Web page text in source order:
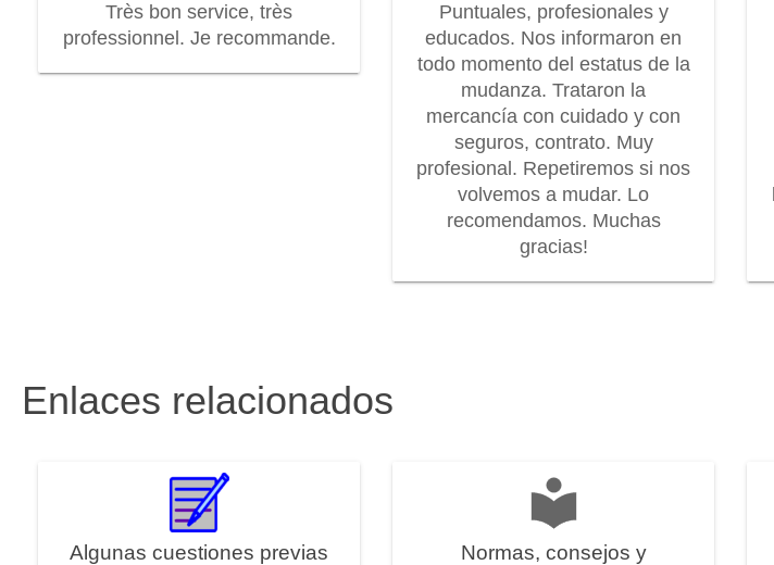
Très bon service, très
professionnel. Je recommande.
Puntuales, profesionales y
educados. Nos informaron en
todo momento del estatus de la
mudanza. Trataron la
mercancía con cuidado y con
seguros, contrato. Muy
profesional. Repetiremos si nos
volvemos a mudar. Lo
recomendamos. Muchas
gracias!
Enlaces relacionados
Algunas cuestiones previas
Normas, consejos y